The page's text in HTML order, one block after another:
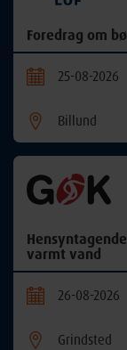
Foredrag om
25-08-2026
Billund
varmt vand
26-08-2026
Grindsted